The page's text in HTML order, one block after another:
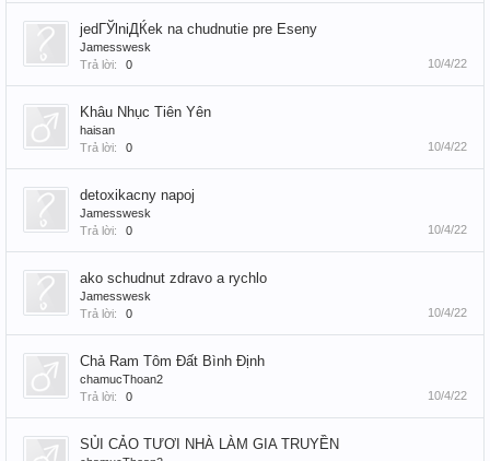
jedГЎlniДЌek na chudnutie pre Еѕeny
Jamesswesk
Trả lời:
0 10/4/22
Khâu Nhục Tiên Yên
haisan
Trả lời:
0 10/4/22
detoxikacny napoj
Jamesswesk
Trả lời:
0 10/4/22
ako schudnut zdravo a rychlo
Jamesswesk
Trả lời:
0 10/4/22
Chả Ram Tôm Đất Bình Định
chamucThoan2
Trả lời:
0 10/4/22
SỦI CẢO TƯƠI NHÀ LÀM GIA TRUYỀN